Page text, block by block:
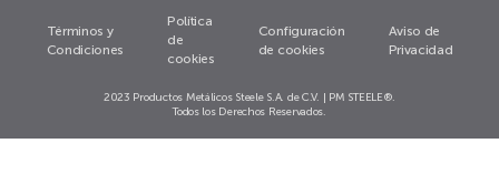
2023 Productos Metálicos Steele S.A. de C.V. | PM STEELE®.
Todos los Derechos Reservados.
Términos y
Condiciones
Política
de
cookies
Configuración
de cookies
Aviso de
Privacidad